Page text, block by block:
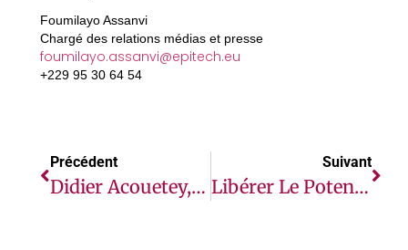
Foumilayo Assanvi
Chargé des relations médias et presse
foumilayo.assanvi@epitech.eu
+229 95 30 64 54
Précédent
Didier Acouetey, Invité De Mon Heure D’Afrique, Appelle À Des Solutions Africaines Pour Améliorer L’employabilité Des Jeunes Africains
Suivant
Libérer Le Potentiel Des Femmes Et Des Adolescentes Malgaches Pour Réduire La Pauvreté